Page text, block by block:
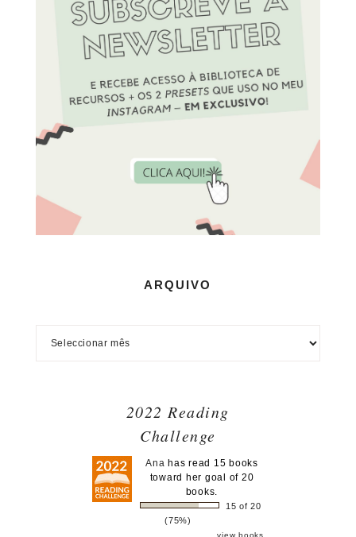
ARQUIVO
2022 Reading
Challenge
Ana has read 15 books
toward her goal of 20
books.
15 of 20
(75%)
view books